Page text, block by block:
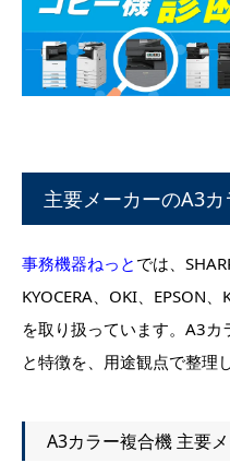
主要メーカーのA3
事務機器ねっと では、
KYOCERA、OKI、EPSON
を取り扱っています。A3
と特徴を、用途観点で整理
A3カラー複合機 主要